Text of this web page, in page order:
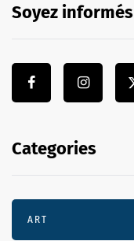
Soyez informés
Categories
ART